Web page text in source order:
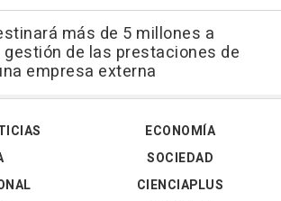
más de 5 millones a
de las prestaciones de
empresa externa
ECONOMÍA
SOCIEDAD
CIENCIAPLUS